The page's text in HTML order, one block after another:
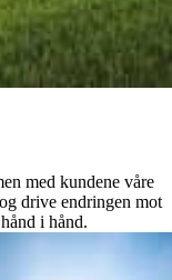
med kundene våre
drive endringen mot
i hånd.